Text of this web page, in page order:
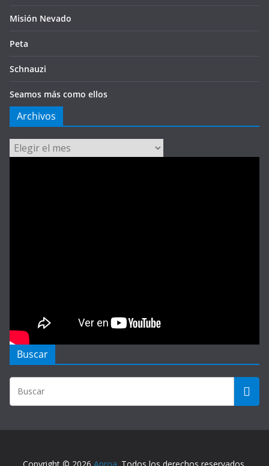
Misión Nevado
Peta
Schnauzi
Seamos más como ellos
Archivos
Archivos
Buscar